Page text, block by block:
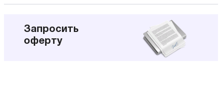
Запросить
оферту